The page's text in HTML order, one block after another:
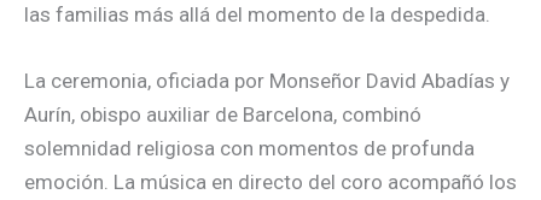
las familias más allá del momento de la despedida.
La ceremonia, oficiada por Monseñor David Abadías y
Aurín, obispo auxiliar de Barcelona, combinó
solemnidad religiosa con momentos de profunda
emoción. La música en directo del coro acompañó los